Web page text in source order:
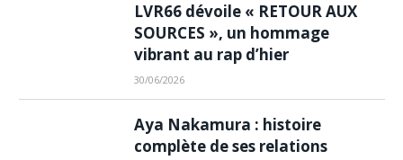
LVR66 dévoile « RETOUR AUX
SOURCES », un hommage
vibrant au rap d’hier
30/06/2026
Aya Nakamura : histoire
complète de ses relations